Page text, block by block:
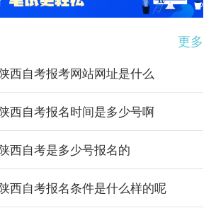
更多
西自考报考网站网址是什么
西自考报名时间是多少号啊
西自考是多少号报名的
西自考报名条件是什么样的呢